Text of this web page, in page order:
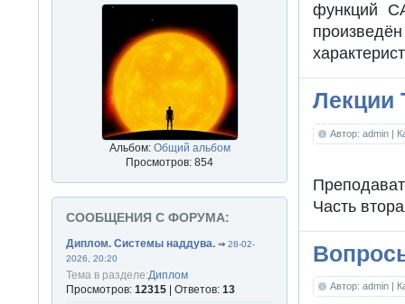
функций
Лекции
Автор: admin |
Часть
Автор: admin |
Альбом: Общий альбом
Просмотров: 854
СООБЩЕНИЯ С ФОРУМА:
Диплом. Системы наддува. ⇒28-02-
2026, 20:20
Тема в разделе:Диплом
Просмотров:12315 | Ответов:13